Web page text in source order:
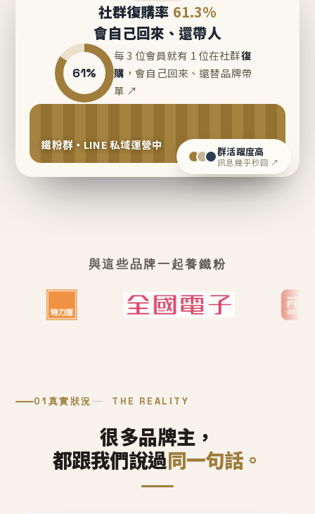
社群復購率 61.3%
會自己回來、還帶人
61%
每 3 位會員就有 1 位在社群復
購 ，會自己回來、還替品牌帶
單 ↗
鐵粉群・LINE 私域運營中 群活躍度高
訊息幾乎秒回 ↗
與這些品牌一起養鐵粉
01 真實狀況 THE REALITY
很多品牌主，
都跟我們說過同一句話。